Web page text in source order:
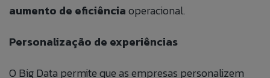
aumento de eficiênciaoperacional.
Personalização de experiências
O Big Data permite que as empresas personalizem